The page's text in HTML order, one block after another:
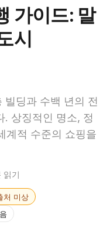
가이드: 말
시
빌딩과 수백 년의 전
. 상징적인 명소, 정
계적 수준의 쇼핑을
읽기
처 미상